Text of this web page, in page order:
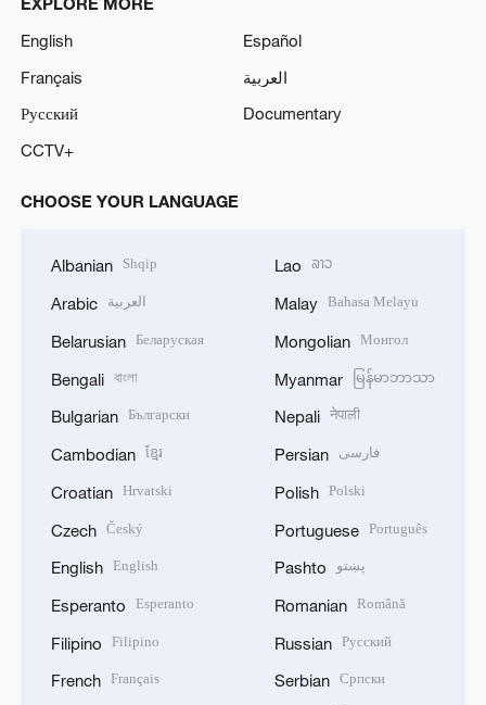
English
Español
Français
العربية
Русский
Documentary
CCTV+
CHOOSE YOUR LANGUAGE
Albanian Shqip
Arabic العربية
Belarusian Беларуская
Bengali বাংলা
Bulgarian Български
Cambodian ខ្មែរ
Croatian Hrvatski
Czech Český
English English
Esperanto Esperanto
Filipino Filipino
French Français
Lao ລາວ
Malay Bahasa Melayu
Mongolian Монгол
Myanmar မြန်မာဘာသာ
Nepali नेपाली
Persian فارسی
Polish Polski
Portuguese Português
Pashto پښتو
Romanian Română
Russian Русский
Serbian Српски